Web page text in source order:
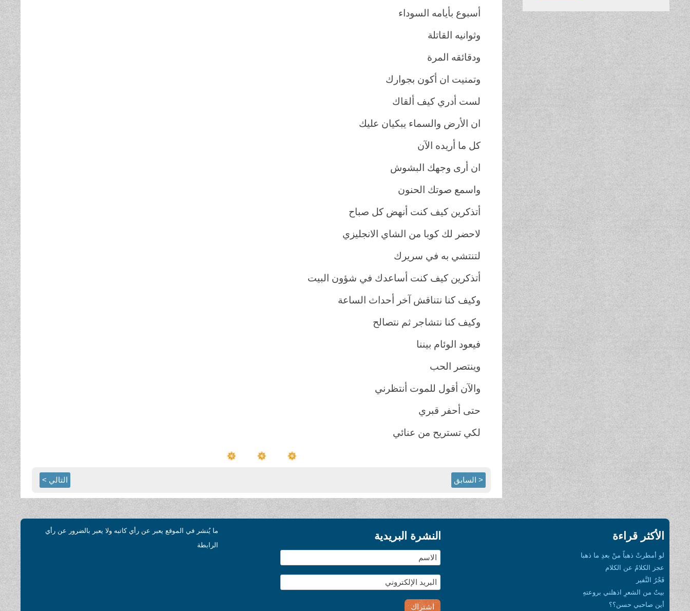
أسبوع بأيامه السوداء
وثوانيه القاتلة
ودقائقه المرة
وتمنيت ان أكون بجوارك
لست أدري كيف ألقاك
ان الأرض والسماء يبكيان عليك
كل ما أريده الآن
ان أرى وجهك البشوش
واسمع صوتك الحنون
أتذكرين كيف كنت أنهض كل صباح
لاحضر لك كوبا من الشاي الانجليزي
لتنتشي به في سريرك
أتذكرين كيف كنت أساعدك في شؤون البيت
وكيف كنا نتناقش آخر أحداث الساعة
وكيف كنا نتشاجر ثم نتصالح
فيعود الوئام بيننا
وينتصر الحب
والآن أقول للموت أنتظرني
حتى أحفر قبري
لكي تستريح من عنائي
< السابق التالي >
الأكثر قراءة
لو أمطرتْ ذهباً منْ بعدِ ما ذهبا
عجز الكلامُ عن الكلام
فَجْرُ النَّفير
بيتٌ من الشعرِ اذهلني بروعتهِ
أين صاحبي حسن؟؟
النشرة البريدية
ما يُنشر في الموقع يعبر عن رأي كاتبه ولا يعبر بالضرور عن رأي
الرابطة